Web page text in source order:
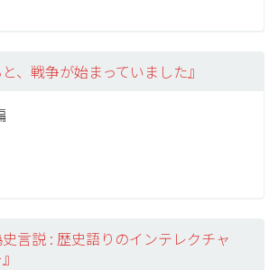
、戦争が始まっていました』
史言説 : 歴史語りのインテレクチャ